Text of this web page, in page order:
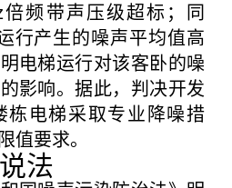
频带声压级超标；同
行产生的噪声平均值高
电梯运行对该客卧的噪
影响。据此，判决开发
栋电梯采取专业降噪措
值要求。
说法